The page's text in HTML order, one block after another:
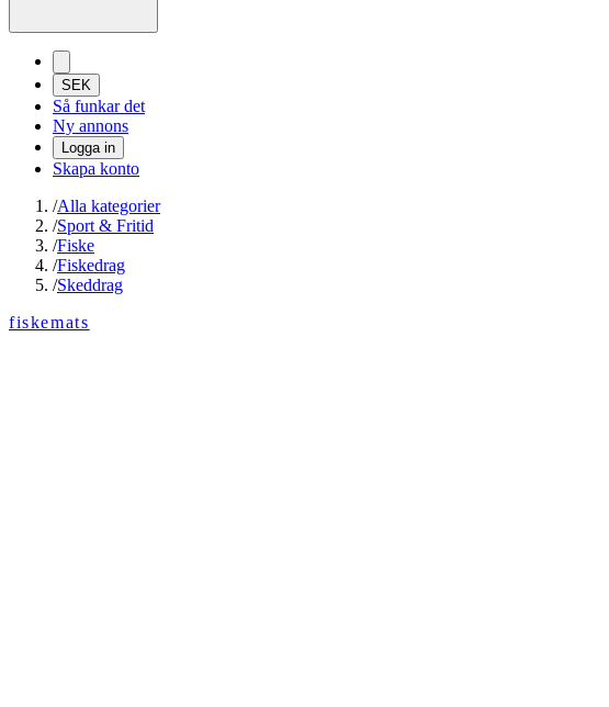
SEK
Så funkar det
Ny annons
Logga in
Skapa konto
/Alla kategorier
/Sport & Fritid
/Fiske
/Fiskedrag
/Skeddrag
fiskemats